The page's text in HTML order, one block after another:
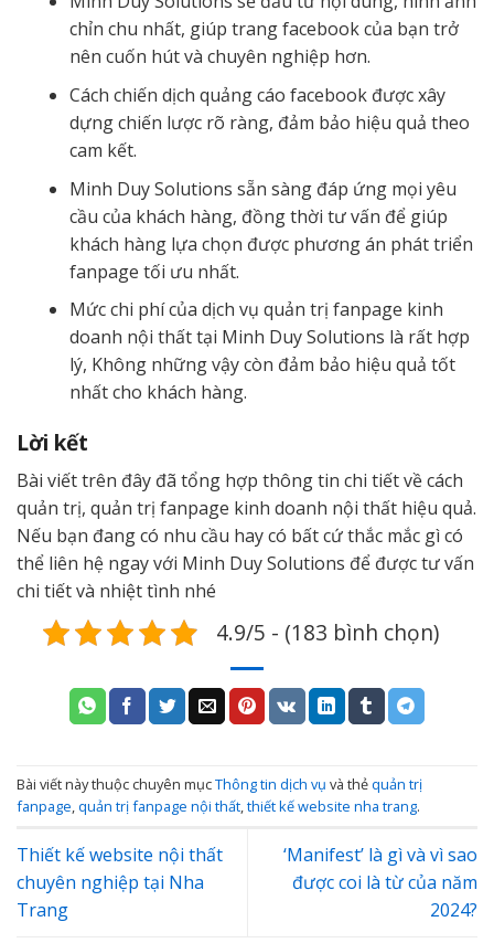
chỉn chu nhất, giúp trang facebook của bạn trở
nên cuốn hút và chuyên nghiệp hơn.
Cách chiến dịch quảng cáo facebook được xây
dựng chiến lược rõ ràng, đảm bảo hiệu quả theo
cam kết.
Minh Duy Solutions sẵn sàng đáp ứng mọi yêu
cầu của khách hàng, đồng thời tư vấn để giúp
khách hàng lựa chọn được phương án phát triển
fanpage tối ưu nhất.
Mức chi phí của dịch vụ quản trị fanpage kinh
doanh nội thất tại Minh Duy Solutions là rất hợp
lý, Không những vậy còn đảm bảo hiệu quả tốt
nhất cho khách hàng.
Lời kết
Bài viết trên đây đã tổng hợp thông tin chi tiết về cách
quản trị, quản trị fanpage kinh doanh nội thất hiệu quả.
Nếu bạn đang có nhu cầu hay có bất cứ thắc mắc gì có
thể liên hệ ngay với Minh Duy Solutions để được tư vấn
chi tiết và nhiệt tình nhé
4.9/5 - (183 bình chọn)
Bài viết này thuộc chuyên mụcThông tin dịch vụ và thẻquản trị
fanpage,quản trị fanpage nội thất,thiết kế website nha trang.
Thiết kế website nội thất
chuyên nghiệp tại Nha
Trang
‘Manifest’ là gì và vì sao
được coi là từ của năm
2024?